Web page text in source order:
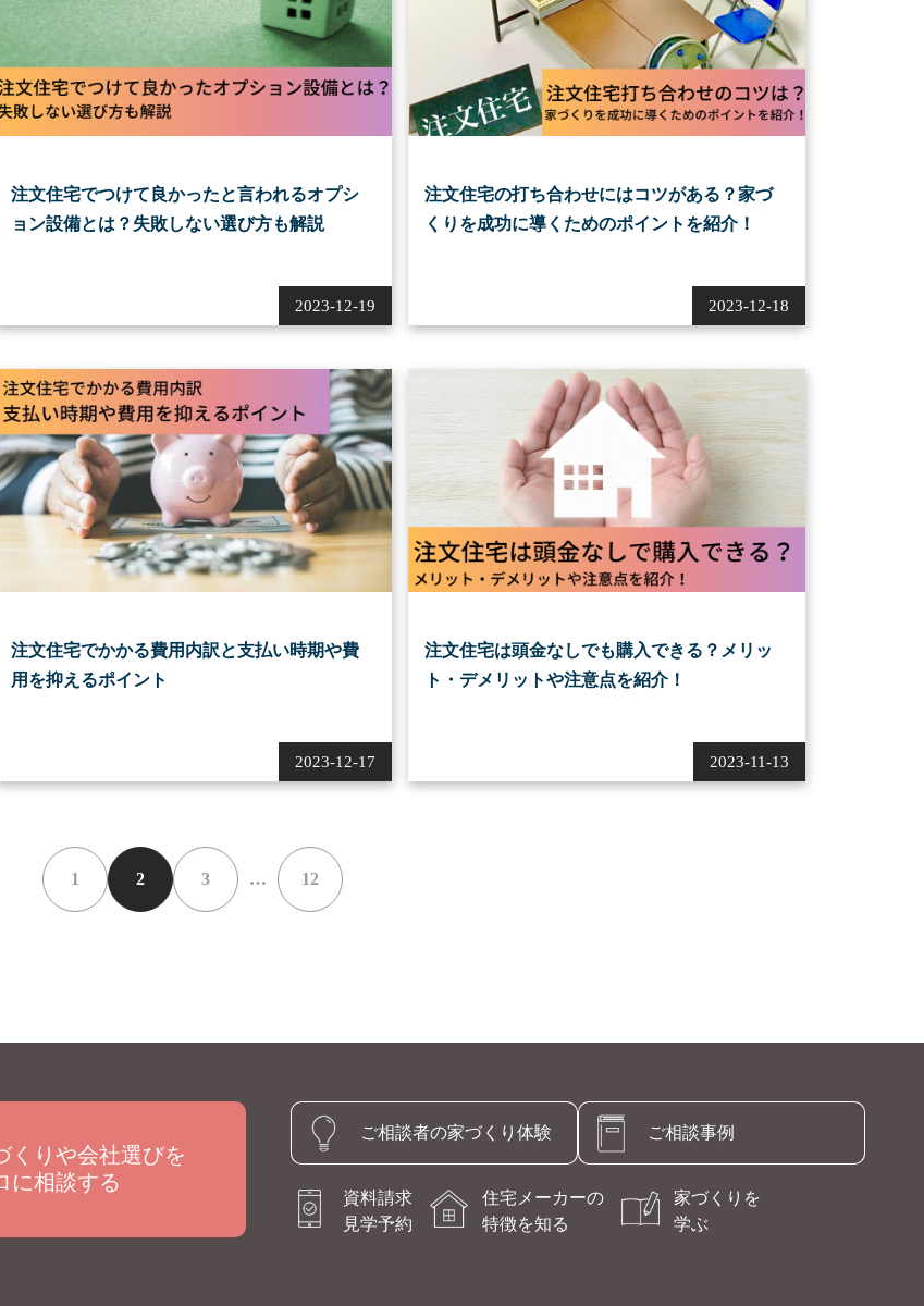
2023-12-19
注文住宅でつけて良かったと言われるオプシ
ョン設備とは？失敗しない選び方も解説
2023-12-18
注文住宅の打ち合わせにはコツがある？家づ
くりを成功に導くためのポイントを紹介！
2023-12-17
注文住宅でかかる費用内訳と支払い時期や費
用を抑えるポイント
2023-11-13
注文住宅は頭金なしでも購入できる？メリッ
ト・デメリットや注意点を紹介！
1 2 3 … 12
くりや会社選びを
に相談する
ご相談者の家づくり体験 ご相談事例
資料請求
見学予約
住宅メーカーの
特徴を知る
家づくりを
学ぶ